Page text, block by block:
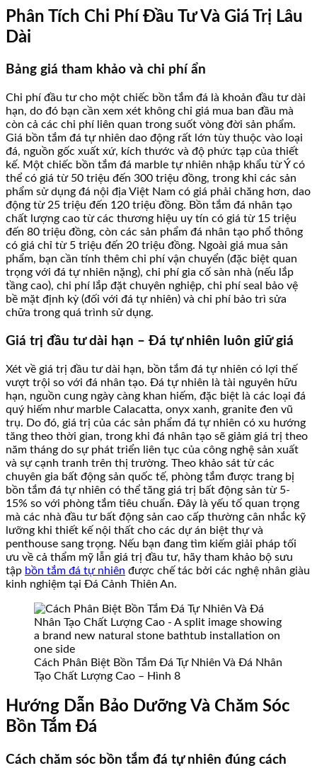
Phân Tích Chi Phí Đầu Tư Và Giá Trị Lâu
Dài
Bảng giá tham khảo và chi phí ẩn
Chi phí đầu tư cho một chiếc bồn tắm đá là khoản đầu tư dài
hạn, do đó bạn cần xem xét không chỉ giá mua ban đầu mà
còn cả các chi phí liên quan trong suốt vòng đời sản phẩm.
Giá bồn tắm đá tự nhiên dao động rất lớn tùy thuộc vào loại
đá, nguồn gốc xuất xứ, kích thước và độ phức tạp của thiết
kế. Một chiếc bồn tắm đá marble tự nhiên nhập khẩu từ Ý có
thể có giá từ 50 triệu đến 300 triệu đồng, trong khi các sản
phẩm sử dụng đá nội địa Việt Nam có giá phải chăng hơn, dao
động từ 25 triệu đến 120 triệu đồng. Bồn tắm đá nhân tạo
chất lượng cao từ các thương hiệu uy tín có giá từ 15 triệu
đến 80 triệu đồng, còn các sản phẩm đá nhân tạo phổ thông
có giá chỉ từ 5 triệu đến 20 triệu đồng. Ngoài giá mua sản
phẩm, bạn cần tính thêm chi phí vận chuyển (đặc biệt quan
trọng với đá tự nhiên nặng), chi phí gia cố sàn nhà (nếu lắp
tầng cao), chi phí lắp đặt chuyên nghiệp, chi phí seal bảo vệ
bề mặt định kỳ (đối với đá tự nhiên) và chi phí bảo trì sửa
chữa trong quá trình sử dụng.
Giá trị đầu tư dài hạn – Đá tự nhiên luôn giữ giá
Xét về giá trị đầu tư dài hạn, bồn tắm đá tự nhiên có lợi thế
vượt trội so với đá nhân tạo. Đá tự nhiên là tài nguyên hữu
hạn, nguồn cung ngày càng khan hiếm, đặc biệt là các loại đá
quý hiếm như marble Calacatta, onyx xanh, granite đen vũ
trụ. Do đó, giá trị của các sản phẩm đá tự nhiên có xu hướng
tăng theo thời gian, trong khi đá nhân tạo sẽ giảm giá trị theo
năm tháng do sự phát triển liên tục của công nghệ sản xuất
và sự cạnh tranh trên thị trường. Theo khảo sát từ các
chuyên gia bất động sản quốc tế, phòng tắm được trang bị
bồn tắm đá tự nhiên có thể tăng giá trị bất động sản từ 5-
15% so với phòng tắm tiêu chuẩn. Đây là yếu tố quan trọng
mà các nhà đầu tư bất động sản cao cấp thường cân nhắc kỹ
lưỡng khi thiết kế nội thất cho các dự án biệt thự và
penthouse sang trọng. Nếu bạn đang tìm kiếm giải pháp tối
ưu về cả thẩm mỹ lẫn giá trị đầu tư, hãy tham khảo bộ sưu
tập bồn tắm đá tự nhiên được chế tác bởi các nghệ nhân giàu
kinh nghiệm tại Đá Cảnh Thiên An.
Cách Phân Biệt Bồn Tắm Đá Tự Nhiên Và Đá Nhân
Tạo Chất Lượng Cao – Hình 8
Hướng Dẫn Bảo Dưỡng Và Chăm Sóc
Bồn Tắm Đá
Cách chăm sóc bồn tắm đá tự nhiên đúng cách